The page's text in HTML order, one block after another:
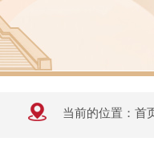
当前的位置： 首